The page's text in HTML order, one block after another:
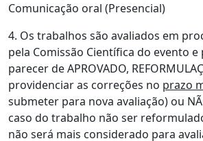
Comunicação oral (Presencial)
4. Os trabalhos são avaliados em
pela Comissão Científica do evento
parecer de APROVADO,
providenciar as correções no prazo
submeter para nova avaliação) ou
caso do trabalho não ser
não será mais considerado para